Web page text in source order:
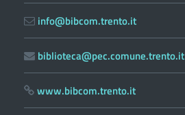
info@bibcom.trento.it
biblioteca@pec.comune.trento.it
www.bibcom.trento.it